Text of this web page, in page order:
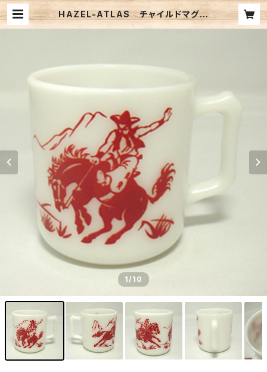
HAZEL-ATLAS チャイルドマグ
インディアン＆カウボーイ（FK-1224
1/10